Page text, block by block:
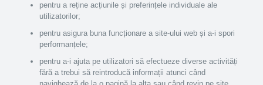
pentru a reține acțiunile și preferințele individuale ale
utilizatorilor;
pentru asigura buna funcționare a site-ului web și a-i spori
performanțele;
pentru a-i ajuta pe utilizatori să efectueze diverse activități
fără a trebui să reintroducă informații atunci când